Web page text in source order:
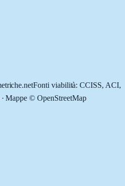
Fonti viabilità: CCISS, ACI,
Mappe © OpenStreetMap